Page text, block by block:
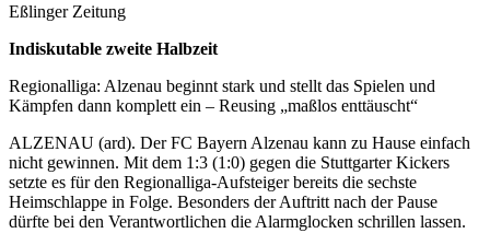
Eßlinger Zeitung
Indiskutable zweite Halbzeit
Regionalliga: Alzenau beginnt stark und stellt das Spielen und
Kämpfen dann komplett ein – Reusing „maßlos enttäuscht“
ALZENAU (ard). Der FC Bayern Alzenau kann zu Hause einfach
nicht gewinnen. Mit dem 1:3 (1:0) gegen die Stuttgarter Kickers
setzte es für den Regionalliga-Aufsteiger bereits die sechste
Heimschlappe in Folge. Besonders der Auftritt nach der Pause
dürfte bei den Verantwortlichen die Alarmglocken schrillen lassen.